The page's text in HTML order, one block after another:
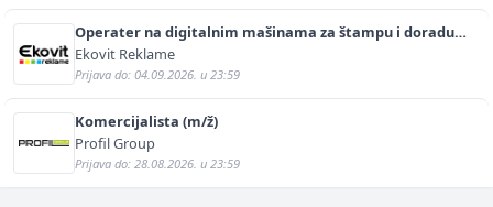
Operater na digitalnim mašinama za štampu i doradu
(m/ž)
Ekovit Reklame
Prijava do: 04.09.2026. u 23:59
Komercijalista (m/ž)
Profil Group
Prijava do: 28.08.2026. u 23:59